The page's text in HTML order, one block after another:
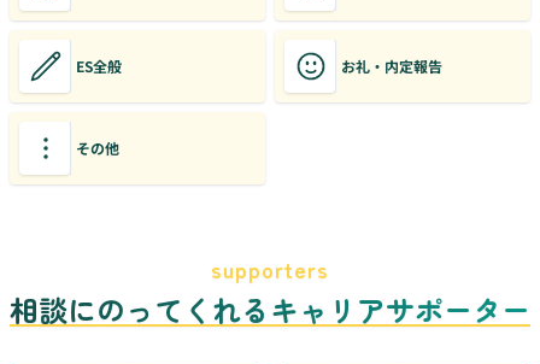
ES全般 お礼・内定報告
その他
supporters
相談にのってくれるキャリアサポーター